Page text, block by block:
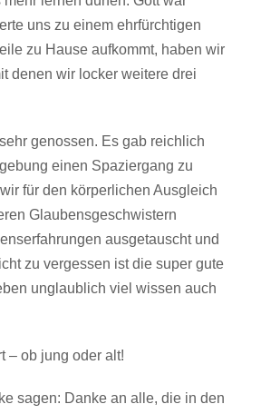
uns zu einem ehrfürchtigen
zu Hause aufkommt, haben wir
denen wir locker weitere drei
genossen. Es gab reichlich
einen Spaziergang zu
für den körperlichen Ausgleich
Glaubensgeschwistern
ausgetauscht und
zu vergessen ist die super gute
unglaublich viel wissen auch
– ob jung oder alt!
sagen: Danke an alle, die in den